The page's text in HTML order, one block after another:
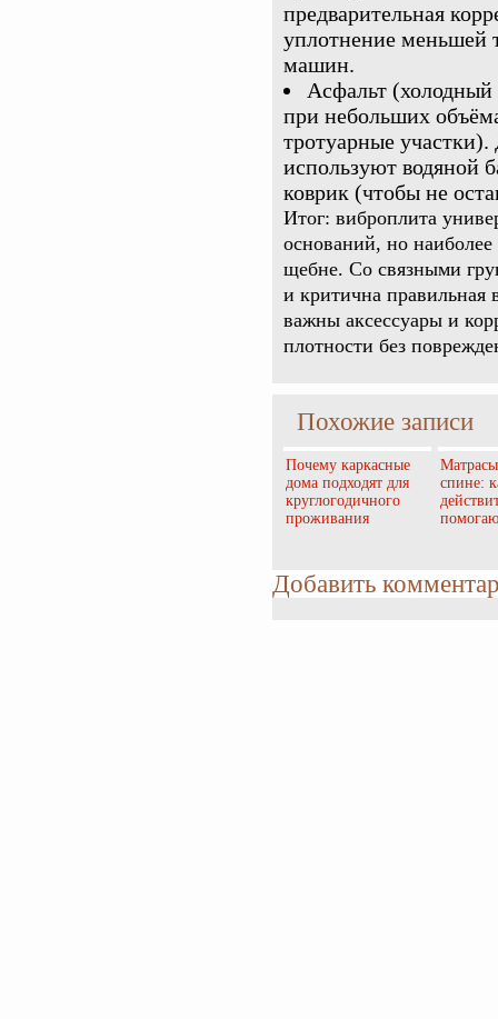
предварительная
уплотнение меньшей
машин.
Асфальт (холодный
при небольших
тротуарные
используют водяной
коврик (чтобы не
Итог: виброплита
оснований, но наиболее
щебне. Со связными
и критична правильная
важны аксессуары и
плотности без
Похожие записи
Почему каркасные
дома подходят для
круглогодичного
проживания
спине:
Добавить